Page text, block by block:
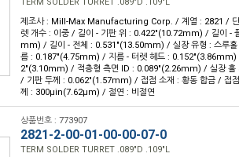
제조사 : Mill-Max Manufacturing Corp. / 계열 : 2821 / 단
렛 개수 : 이중 / 길이 - 기판 위 : 0.422"(10.72mm) / 길이 -
mm) / 길이 - 전체 : 0.531"(13.50mm) / 실장 유형 : 스루홀
름 : 0.187"(4.75mm) / 지름 - 터렛 헤드 : 0.152"(3.86mm)
2"(3.10mm) / 적층형 측면 ID : 0.089"(2.26mm) / 실장
/ 기판 두께 : 0.062"(1.57mm) / 접점 소재 : 황동 합금 / 접
께 : 300µin(7.62µm) / 절연 : 비절연
상품번호 : 773907
2821-2-00-01-00-00-07-0
TERM SOLDER TURRET .089"D .109"L